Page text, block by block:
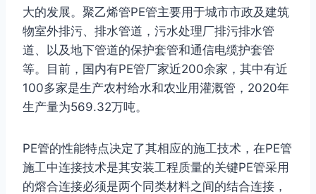
大的发展。聚乙烯管PE管主要用于城市市政及建筑
物室外排污、排水管道，污水处理厂排污排水管
道、以及地下管道的保护套管和通信电缆护套管
等。目前，国内有PE管厂家近200余家，其中有近
100多家是生产农村给水和农业用灌溉管，2020年
生产量为569.32万吨。
PE管的性能特点决定了其相应的施工技术，在PE管
施工中连接技术是其安装工程质量的关键PE管采用
的熔合连接必须是两个同类材料之间的结合连接，